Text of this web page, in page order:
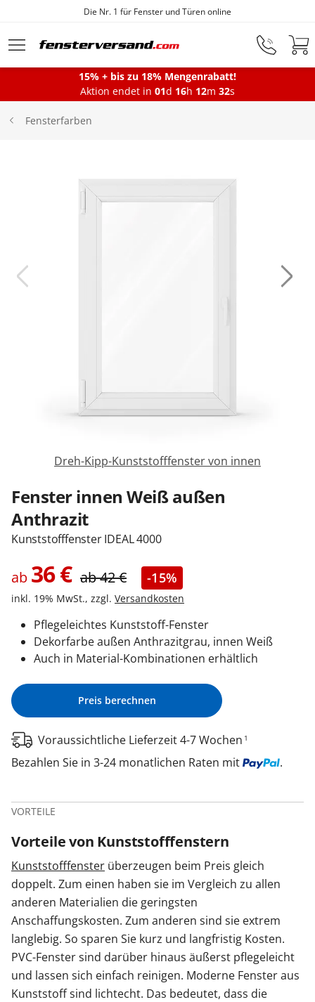
Zum Hauptinhalt springen
Die Nr. 1 für Fenster und Türen online
Montageservice
Balkontüren
Zäune & Tore
Anmelden / Registrieren
Kontakt / Hilfe
15% + bis zu 18% Mengenrabatt!
Aktion endet in 01d 16h 12m 32s
Fensterfarben
Dreh-Kipp-Kunststofffenster von innen
Fenster innen Weiß außen
Anthrazit
Kunststofffenster IDEAL 4000
ab 36€ ab42€ -15%
inkl. 19% MwSt., zzgl. Versandkosten
Pflegeleichtes Kunststoff-Fenster
Dekorfarbe außen Anthrazitgrau, innen Weiß
Auch in Material-Kombinationen erhältlich
Preis berechnen
Voraussichtliche Lieferzeit 4-7 Wochen 1
Bezahlen Sie in 3-24 monatlichen Raten mit .
VORTEILE
Vorteile von Kunststofffenstern
Kunststofffenster überzeugen beim Preis gleich
doppelt. Zum einen haben sie im Vergleich zu allen
anderen Materialien die geringsten
Anschaffungskosten. Zum anderen sind sie extrem
langlebig. So sparen Sie kurz und langfristig Kosten.
PVC-Fenster sind darüber hinaus äußerst pflegeleicht
und lassen sich einfach reinigen. Moderne Fenster aus
Kunststoff sind lichtecht. Das bedeutet, dass die